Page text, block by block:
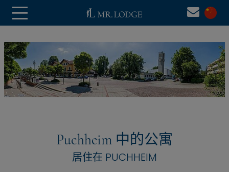
Puchheim 中的公寓
居住在 PUCHHEIM